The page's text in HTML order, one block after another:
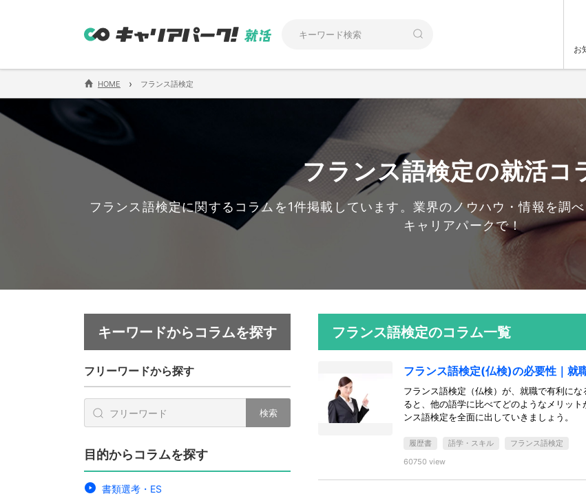
お
HOME › フランス語検定
フランス語検定の就活コ
フランス語検定に関するコラムを1件掲載しています。業界のノウハウ・情報を調
キャリアパークで！
キーワードからコラムを探す
フリーワードから探す
検索
目的からコラムを探す
書類選考・ES
フランス語検定のコラム一覧
フランス語検定(仏検)の必要性｜就
フランス語検定（仏検）が、就職で有利に
ると、他の語学に比べてどのようなメリッ
ンス語検定を全面に出していきましょう。
履歴書 語学・スキル
フランス語検定
60750 view